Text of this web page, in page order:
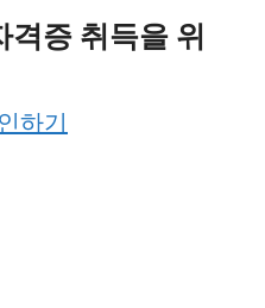
격증 취득을 위
하기